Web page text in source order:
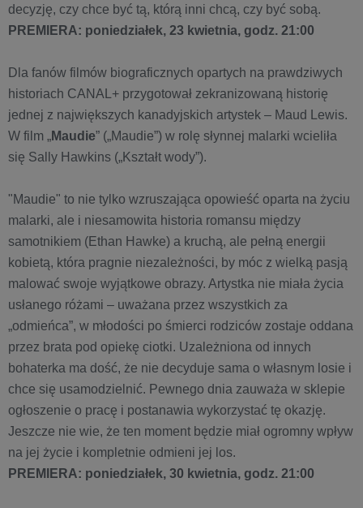
decyzję, czy chce być tą, którą inni chcą, czy być sobą.
PREMIERA: poniedziałek, 23 kwietnia, godz. 21:00
Dla fanów filmów biograficznych opartych na prawdziwych
historiach CANAL+ przygotował zekranizowaną historię
jednej z największych kanadyjskich artystek – Maud Lewis.
W film „Maudie” („Maudie”) w rolę słynnej malarki wcieliła
się Sally Hawkins („Kształt wody”).
"Maudie" to nie tylko wzruszająca opowieść oparta na życiu
malarki, ale i niesamowita historia romansu między
samotnikiem (Ethan Hawke) a kruchą, ale pełną energii
kobietą, która pragnie niezależności, by móc z wielką pasją
malować swoje wyjątkowe obrazy. Artystka nie miała życia
usłanego różami – uważana przez wszystkich za
„odmieńca”, w młodości po śmierci rodziców zostaje oddana
przez brata pod opiekę ciotki. Uzależniona od innych
bohaterka ma dość, że nie decyduje sama o własnym losie i
chce się usamodzielnić. Pewnego dnia zauważa w sklepie
ogłoszenie o pracę i postanawia wykorzystać tę okazję.
Jeszcze nie wie, że ten moment będzie miał ogromny wpływ
na jej życie i kompletnie odmieni jej los.
PREMIERA: poniedziałek, 30 kwietnia, godz. 21:00